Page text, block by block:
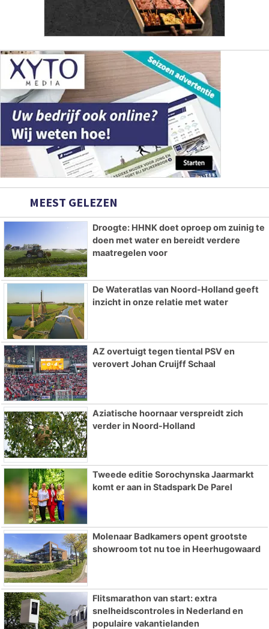
MEEST GELEZEN
Droogte: HHNK doet oproep om zuinig te
doen met water en bereidt verdere
maatregelen voor
De Wateratlas van Noord-Holland geeft
inzicht in onze relatie met water
AZ overtuigt tegen tiental PSV en
verovert Johan Cruijff Schaal
Aziatische hoornaar verspreidt zich
verder in Noord-Holland
Tweede editie Sorochynska Jaarmarkt
komt er aan in Stadspark De Parel
Molenaar Badkamers opent grootste
showroom tot nu toe in Heerhugowaard
Flitsmarathon van start: extra
snelheidscontroles in Nederland en
populaire vakantielanden